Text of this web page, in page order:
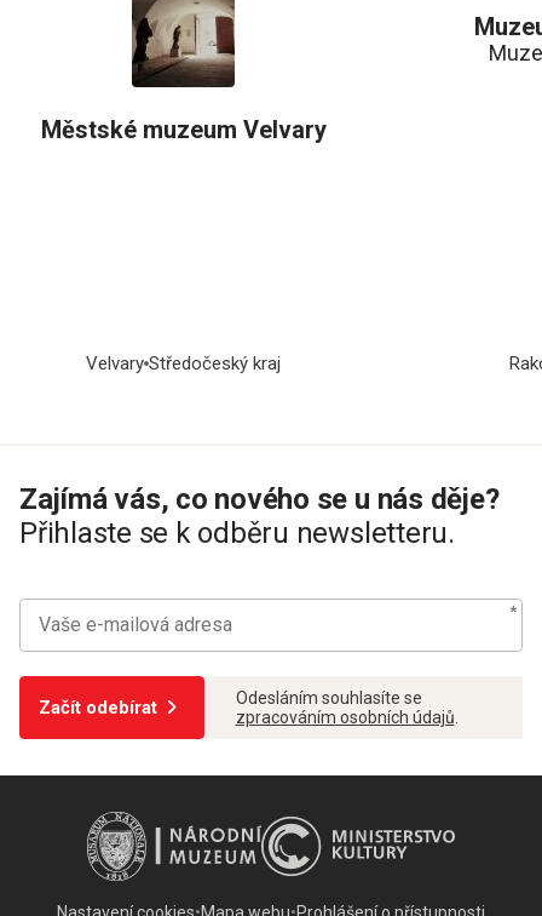
Městské muzeum Velvary
Velvary Středočeský kraj
Zajímá vás, co nového se u nás děje?
Přihlaste se k odběru newsletteru.
Začít odebírat
Odesláním souhlasíte se
zpracováním osobních údajů